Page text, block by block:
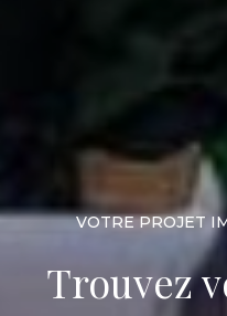
VOTRE PROJET
Trouvez